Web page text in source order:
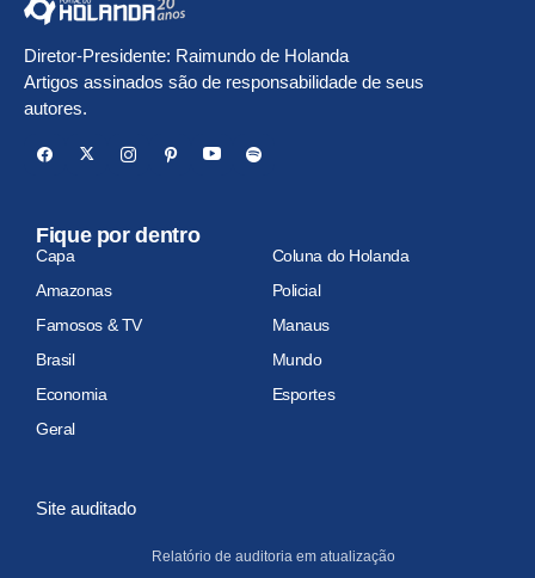
Diretor-Presidente: Raimundo de Holanda
Artigos assinados são de responsabilidade de seus
autores.
Fique por dentro
Capa
Coluna do Holanda
Amazonas
Policial
Famosos & TV
Manaus
Brasil
Mundo
Economia
Esportes
Geral
Site auditado
Relatório de auditoria em atualização